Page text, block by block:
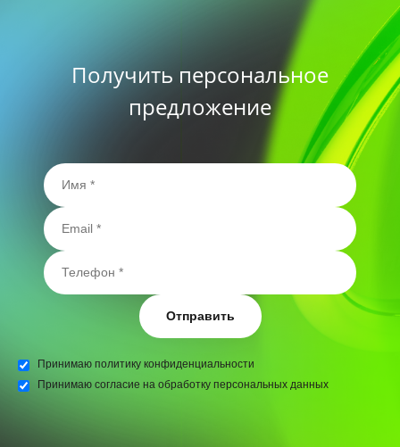
Получить персональное
предложение
Отправить
Принимаю политику конфиденциальности
Принимаю согласие на обработку персональных данных